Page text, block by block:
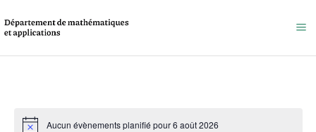
Aucun évènements planifié pour 6 août 2026